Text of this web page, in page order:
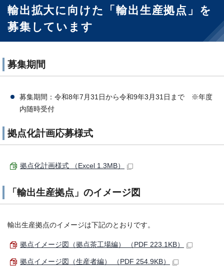
輸出拡大に向けた「輸出生産拠点」を
募集しています
募集期間
募集期間：令和8年7月31日から令和9年3月31日まで ※年度
内随時受付
拠点化計画応募様式
拠点化計画様式 （Excel 1.3MB）
「輸出生産拠点」のイメージ図
輸出生産拠点のイメージは下記のとおりです。
拠点イメージ図（拠点茶工場編） （PDF 223.1KB）
拠点イメージ図（生産者編） （PDF 254.9KB）